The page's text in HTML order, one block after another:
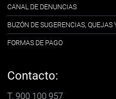
CANAL DE DENUNCIAS
BUZÓN DE SUGERENCIAS, QUEJAS
FORMAS DE PAGO
Contacto:
T. 900 100 957